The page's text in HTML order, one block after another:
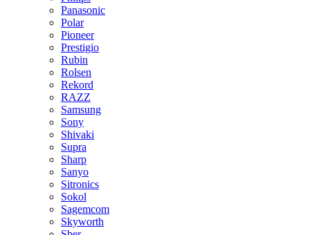
Panasonic
Polar
Pioneer
Prestigio
Rubin
Rolsen
Rekord
RAZZ
Samsung
Sony
Shivaki
Supra
Sharp
Sanyo
Sitronics
Sokol
Sagemcom
Skyworth